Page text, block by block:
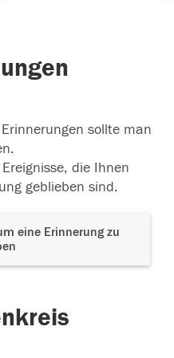
sollte man
die Ihnen
geblieben sind.
eine Erinnerung zu